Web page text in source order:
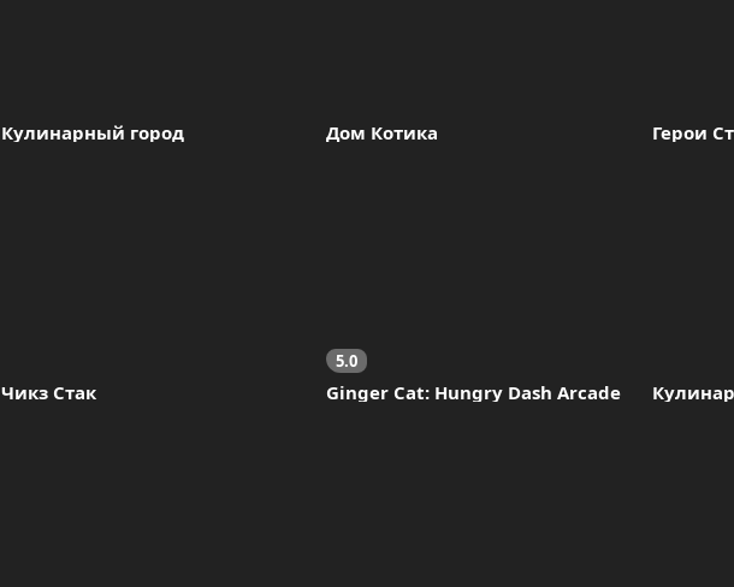
Кулинарный город Дом Котика Герои
Чикз Стак
5.0
Ginger Cat: Hungry Dash Arcade